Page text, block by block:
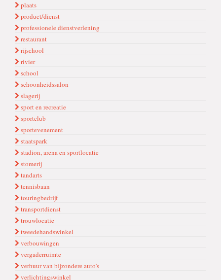
plaats
product/dienst
professionele dienstverlening
restaurant
rijschool
rivier
school
schoonheidssalon
slagerij
sport en recreatie
sportclub
sportevenement
staatspark
stadion, arena en sportlocatie
stomerij
tandarts
tennisbaan
touringbedrijf
transportdienst
trouwlocatie
tweedehandswinkel
verbouwingen
vergaderruimte
verhuur van bijzondere auto's
verlichtingswinkel